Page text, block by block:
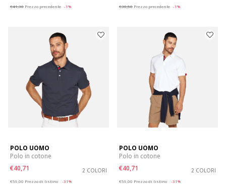
€41,30 Prezzo precedente -1%
€38,50 Prezzo precedente -1%
POLO UOMO
Polo in cotone
€40,71
2 COLORI
€59,00 Prezzo di listino
-31%
POLO UOMO
Polo in cotone
€40,71
2 COLORI
€59,00 Prezzo di listino
-31%